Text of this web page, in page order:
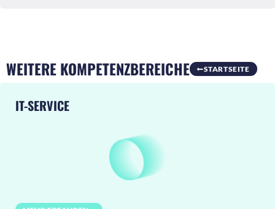
WEITERE KOMPETENZBEREICHE STARTSEITE
IT-SERVICE